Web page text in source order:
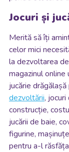
Jocuri și
Merită să îți
celor mici
la dezvoltarea
magazinul
jucărie
dezvoltării,
construcție,
jucării de baie,
figurine,
pentru a-l